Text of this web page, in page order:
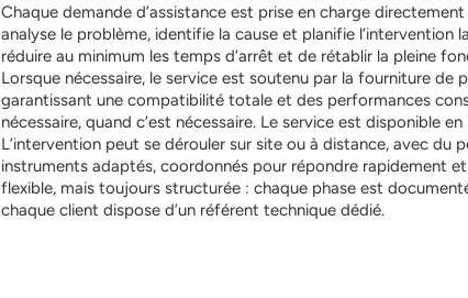
Chaque demande d’assistance est prise en charge
analyse le problème, identifie la cause et planifie l’intervention
réduire au minimum les temps d’arrêt et de rétablir la pleine
Lorsque nécessaire, le service est soutenu par la fourniture de
garantissant une compatibilité totale et des performances
nécessaire, quand c’est nécessaire. Le service est disponible
L’intervention peut se dérouler sur site ou à distance, avec du
instruments adaptés, coordonnés pour répondre rapidement
flexible, mais toujours structurée : chaque phase est
chaque client dispose d’un référent technique dédié.